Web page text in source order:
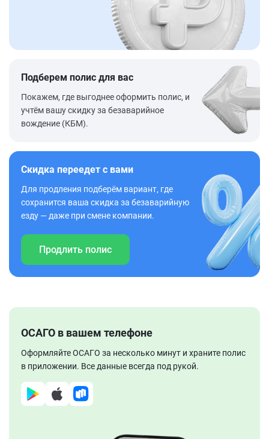
Подберем полис для вас
Покажем, где выгоднее оформить полис, и
учтём вашу скидку за безаварийное
вождение (КБМ).
Скидка переедет с вами
Для продления подберём вариант, где
сохранится ваша скидка за безаварийную
езду — даже при смене компании.
Продлить полис
ОСАГО в вашем телефоне
Оформляйте ОСАГО за несколько минут и храните полис
в приложении. Все данные всегда под рукой.